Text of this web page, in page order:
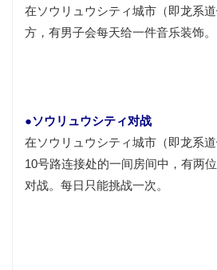
在ソウリュウシティ城市（即龙系
方，有男子会每天给一件音乐装饰。
●ソウリュウシティ对战
在ソウリュウシティ城市（即龙系
10号路连接处的一间房间中，有两
对战。每日只能挑战一次。